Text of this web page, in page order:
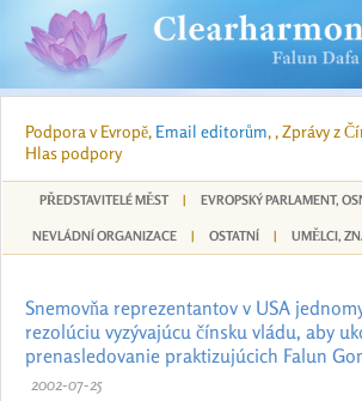
Podpora v Evropě, Email editorům, , Zprávy z
Hlas podpory
PŘEDSTAVITELÉ MĚST | EVROPSKÝ PARLAMENT,
NEVLÁDNÍ ORGANIZACE | OSTATNÍ | UMĚLCI,
Snemovňa reprezentantov v USA
rezolúciu vyzývajúcu čínsku vládu, aby
prenasledovanie praktizujúcich Falun
2002-07-25